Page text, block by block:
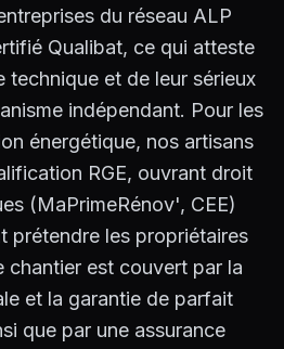
du réseau ALP
Qualibat, ce qui atteste
technique et de leur sérieux
indépendant. Pour les
énergétique, nos artisans
RGE, ouvrant droit
(MaPrimeRénov', CEE)
prétendre les propriétaires
chantier est couvert par la
et la garantie de parfait
que par une assurance